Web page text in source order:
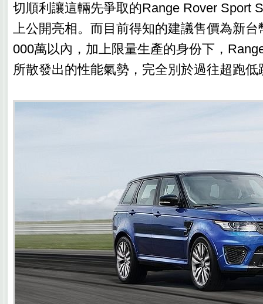
切順利讓這輛先爭取的Range Rover Sport
上公開亮相。而目前得知的建議售價為新台
000萬以內，加上限量生產的身份下，
所散發出的性能氣勢，完全別於過往超跑低